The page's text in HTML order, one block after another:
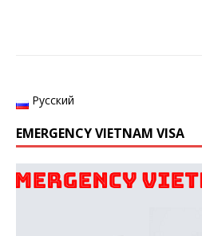
Русский
EMERGENCY VIETNAM VISA